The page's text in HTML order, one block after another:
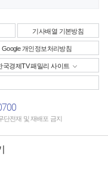
기사배열 기본방침
Google 개인정보처리방침
국경제TV 패밀리 사이트
단전재 및 재배포 금지